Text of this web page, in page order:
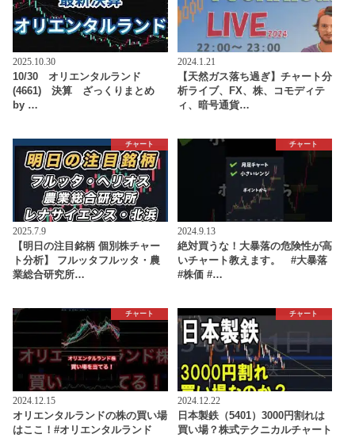
2025.10.30
10/30 オリエンタルランド
(4661) 決算 ざっくりまとめ
by …
2024.1.21
【天然ガス落ち過ぎ】チャート分
析ライブ、FX、株、コモディテ
ィ、暗号通貨…
チャート
2025.7.9
【明日の注目銘柄 個別株チャー
ト分析】 フルッタフルッタ・農
業総合研究所…
チャート
2024.9.13
絶対買うな！大暴落の危険性が高
いチャート教えます。 #大暴落
#株価 #…
チャート
2024.12.15
オリエンタルランドの株の買い場
はここ！#オリエンタルランド
チャート
2024.12.22
日本製鉄（5401）3000円割れは
買い場？株式テクニカルチャート